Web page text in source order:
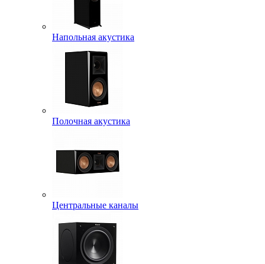
Напольная акустика
Полочная акустика
Центральные каналы